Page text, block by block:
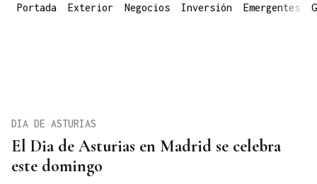
Portada Exterior Negocios Inversión Emergentes
El Dia de Asturias en Madrid se celebra
este domingo
DIA DE ASTURIAS